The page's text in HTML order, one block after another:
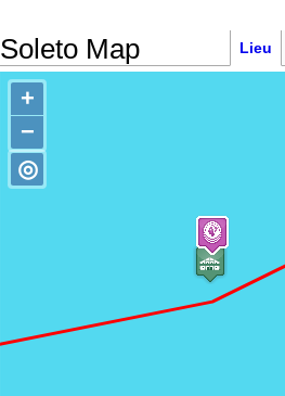
Soleto Map Lieu
+
−
◎